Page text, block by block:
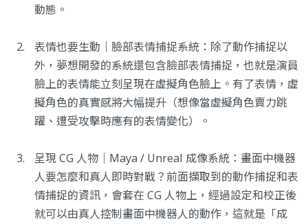
動態。
表情也要生動｜臉部表情捕捉系統：除了動作捕捉以
外，夢想開發的系統還包含臉部表情捕捉，也就是演員
臉上的表情能立刻呈現在虛擬角色臉上。有了表情，虛
擬角色的真實感將大幅提升（想像當虛擬角色賣力跳
躍、遭受攻擊時應有的表情變化）。
呈現 CG 人物｜Maya / Unreal 成像系統：畫面中機器
人要怎麼和真人即時對戰？前面擷取到的動作捕捉和表
情捕捉的資訊，會套在 CG 人物上，經過設定和校正後
就可以由真人控制畫面中機器人的動作，這就是「成